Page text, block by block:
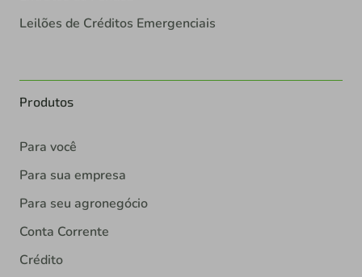
Leilões de Créditos Emergenciais
Produtos
Para você
Para sua empresa
Para seu agronegócio
Conta Corrente
Crédito